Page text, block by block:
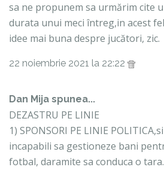
sa ne propunem sa urmărim cite
durata unui meci întreg,in acest
idee mai buna despre jucători, zic.
22 noiembrie 2021 la 22:22
Dan Mija spunea...
DEZASTRU PE LINIE
1) SPONSORI PE LINIE
incapabili sa gestioneze bani
fotbal, daramite sa conduca o